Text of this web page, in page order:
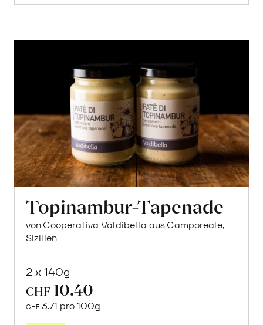
Topinambur-Tapenade
von Cooperativa Valdibella aus Camporeale,
Sizilien
2 x 140g
CHF 10.40
CHF 3.71 pro 100g